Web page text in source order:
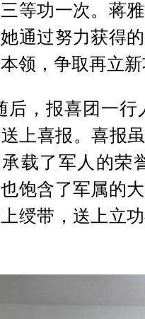
等功一次。蒋
通过努力获得
领，争取再立
后，报喜团一
上喜报。喜报
载了军人的荣
饱含了军属的
绶带，送上立